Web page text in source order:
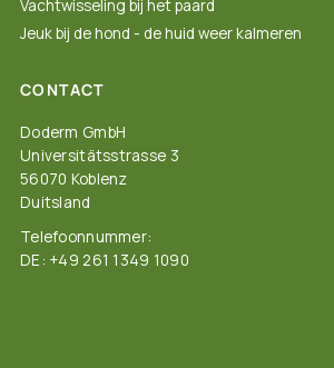
Vachtwisseling bij het paard
Jeuk bij de hond - de huid weer kalmeren
CONTACT
Doderm GmbH
Universitätsstrasse 3
56070 Koblenz
Duitsland
Telefoonnummer:
DE: +49 261 1349 1090